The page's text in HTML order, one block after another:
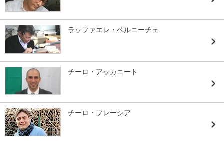
ラッファエレ・ペルニーチェ
チーロ・アッカニート
チーロ・フレーシア